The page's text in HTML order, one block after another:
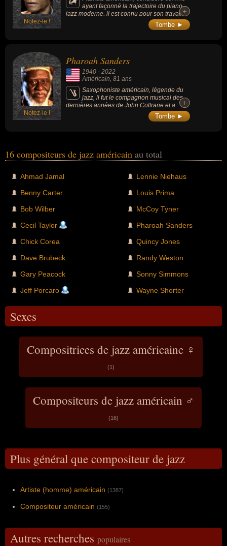
Notez-le !
ayant façonné la trajectoire du piano
jazz moderne, il est connu pour son travail
au sein du quartet de John Coltrane.
+
+
Tombe ►
Notez-le !
Pharoah Sanders
1940 - 2022
Américain, 81 ans
Saxophoniste américain, légende du
jazz, il fut le compagnon musical des
dernières années de John Coltrane et a
embrassé l’influence des musiques africaine
+
+
Tombe ►
16 compositeurs de jazz américain au total
Ahmad Jamal
Benny Carter
Bob Wilber
Cecil Taylor
Chick Corea
Dave Brubeck
Gary Peacock
Jeff Porcaro
Lennie Niehaus
Louis Prima
McCoy Tyner
Pharoah Sanders
Quincy Jones
Randy Weston
Sonny Simmons
Wayne Shorter
Sexes
Compositrices de jazz américaine ♀
(1)
Compositeurs de jazz américain ♂
(16)
Plus général que compositeur de jazz
Artiste (homme) américain (1387)
Compositeur américain (155)
Autres recherches populaires